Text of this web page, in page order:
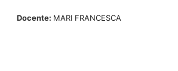
Docente: MARI FRANCESCA